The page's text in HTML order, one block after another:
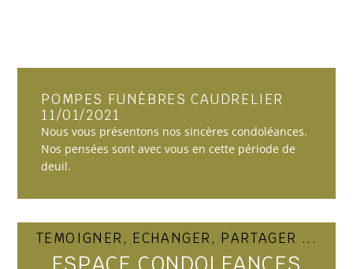
POMPES FUNÈBRES CAUDRELIER
11/01/2021
Nous vous présentons nos sincères condoléances.
Nos pensées sont avec vous en cette période de
deuil.
TEMOIGNER, ECHANGER, PARTAGER ...